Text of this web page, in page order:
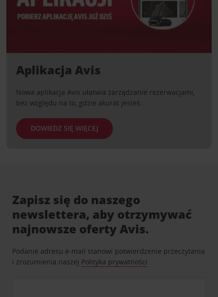
Aplikacja Avis
Nowa aplikacja Avis ułatwia zarządzanie rezerwacjami,
bez względu na to, gdzie akurat jesteś.
DOWIEDZ SIĘ WIĘCEJ
Zapisz się do naszego
newslettera, aby otrzymywać
najnowsze oferty Avis.
Podanie adresu e-mail stanowi potwierdzenie przeczytania
i zrozumienia naszej Polityka prywatności